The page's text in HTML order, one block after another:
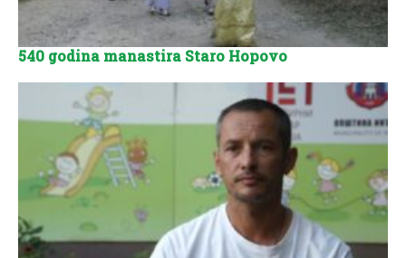
540 godina manastira Staro Hopovo